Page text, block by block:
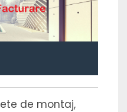
de montaj,